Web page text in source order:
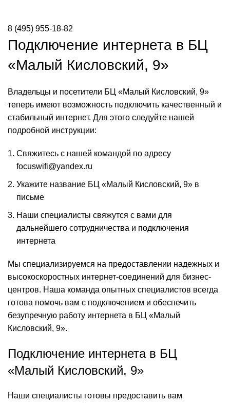
8 (495) 955-18-82
Подключение интернета в БЦ
«Малый Кисловский, 9»
Владельцы и посетители БЦ «Малый Кисловский, 9»
теперь имеют возможность подключить качественный и
стабильный интернет. Для этого следуйте нашей
подробной инструкции:
Свяжитесь с нашей командой по адресу
focuswifi@yandex.ru
Укажите название БЦ «Малый Кисловский, 9» в
письме
Наши специалисты свяжутся с вами для
дальнейшего сотрудничества и подключения
интернета
Мы специализируемся на предоставлении надежных и
высокоскоростных интернет-соединений для бизнес-
центров. Наша команда опытных специалистов всегда
готова помочь вам с подключением и обеспечить
безупречную работу интернета в БЦ «Малый
Кисловский, 9».
Подключение интернета в БЦ
«Малый Кисловский, 9»
Наши специалисты готовы предоставить вам